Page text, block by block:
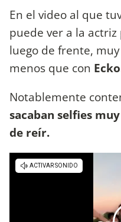
En el video al que
puede ver a la
luego de frente,
menos que con
Notablemente
sacaban selfies
de reír.